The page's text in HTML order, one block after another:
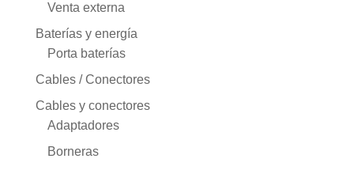
Venta externa
Baterías y energía
Porta baterías
Cables / Conectores
Cables y conectores
Adaptadores
Borneras